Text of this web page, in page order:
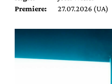
Premiere:
27.07.2026 (UA)